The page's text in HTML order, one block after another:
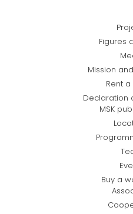
Figures
Mission
Rent
Declaration
MSK
Buy a